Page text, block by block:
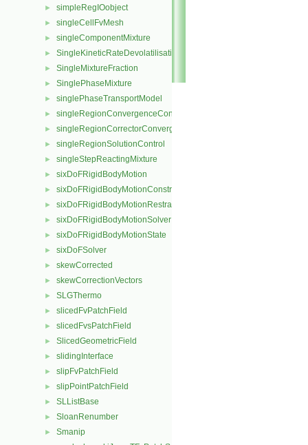
► simpleRegIOobject
► singleCellFvMesh
► singleComponentMixture
► SingleKineticRateDevolatilisation
► SingleMixtureFraction
► SinglePhaseMixture
► singlePhaseTransportModel
► singleRegionConvergenceControl
► singleRegionCorrectorConvergenceControl
► singleRegionSolutionControl
► singleStepReactingMixture
► sixDoFRigidBodyMotion
► sixDoFRigidBodyMotionConstraint
► sixDoFRigidBodyMotionRestraint
► sixDoFRigidBodyMotionSolver
► sixDoFRigidBodyMotionState
► sixDoFSolver
► skewCorrected
► skewCorrectionVectors
► SLGThermo
► slicedFvPatchField
► slicedFvsPatchField
► SlicedGeometricField
► slidingInterface
► slipFvPatchField
► slipPointPatchField
► SLListBase
► SloanRenumber
► Smanip